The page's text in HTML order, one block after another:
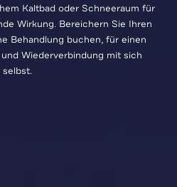
Kaltbad oder Schneeraum für
Wirkung. Bereichern Sie Ihren
Behandlung buchen, für einen
Wiederverbindung mit sich
selbst.